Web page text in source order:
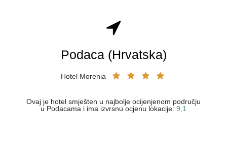
Podaca (Hrvatska)
Hotel Morenia
Ovaj je hotel smješten u najbolje ocijenjenom području
u Podacama i ima izvrsnu ocjenu lokacije: 9,1